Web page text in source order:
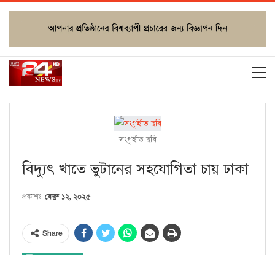
সংগৃহীত ছবি
বিদ্যুৎ খাতে ভুটানের সহযোগিতা চায় ঢাকা
প্রকাশঃ ফেব্রু ১২, ২০২৫
Share